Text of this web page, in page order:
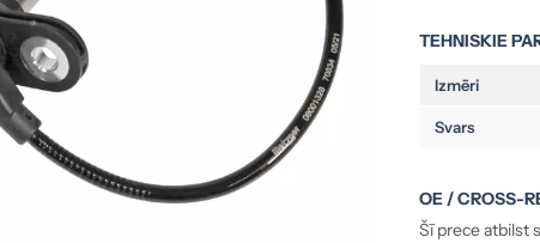
TEHNISKIE
Izmēri
Svars
OE / CROSS-
Šī prece atbilst